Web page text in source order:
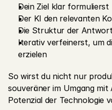
Dein Ziel klar formulierst
Der KI den relevanten
Die Struktur der
Iterativ verfeinerst, um
erzielen
So wirst du nicht nur
souveräner im Umgang mit
Potenzial der Technologie